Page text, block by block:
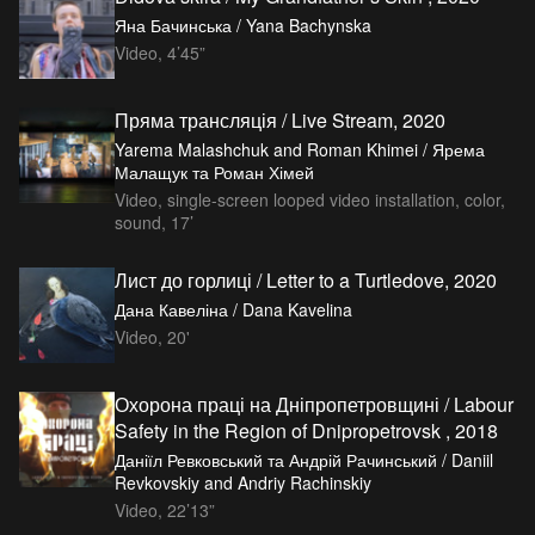
Яна Бачинська / Yana Bachynska
Video, 4’45”
Пряма трансляція / Live Stream, 2020
Yarema Malashchuk and Roman Khimei / Ярема
Малащук та Роман Хімей
Video, single-screen looped video installation, color,
sound, 17’
Лист до горлиці / Letter to a Turtledove, 2020
Дана Кавеліна / Dana Kavelina
Video, 20'
Охорона праці на Дніпропетровщині / Labour
Safety in the Region of Dnipropetrovsk , 2018
Даніїл Ревковський та Андрій Рачинський / Daniil
Revkovskiy and Andriy Rachinskiy
Video, 22’13”